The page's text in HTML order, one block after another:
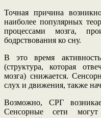
Точная причина
наиболее популярных
процессами мозга,
бодрствования ко сну.
В это время
(структура, которая
мозга) снижается.
слух и движения, также
Возможно, СРГ
Сенсорные сети